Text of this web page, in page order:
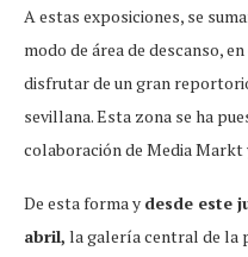
A estas exposiciones, se
modo de área de descanso,
disfrutar de un gran
sevillana. Esta zona se ha
colaboración de Media Markt
De esta forma y desde este
abril, la galería central de la